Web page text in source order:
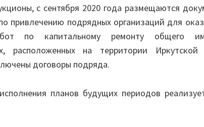
с сентября 2020 года размещаются
привлечению подрядных организаций для
по капитальному ремонту общего
расположенных на территории
договоры подряда.
планов будущих периодов